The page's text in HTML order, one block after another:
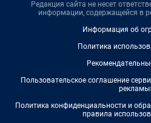
Редакция сайта не несет
информации, содержащейся в
Информация об
Политика
Пользовательское соглашение
Политика конфиденциальности и
правила